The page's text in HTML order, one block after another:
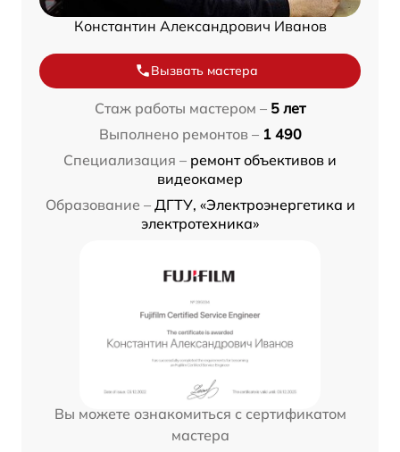
Константин Александрович Иванов
Вызвать мастера
Стаж работы мастером – 5 лет
Выполнено ремонтов – 1 490
Специализация – ремонт объективов и
видеокамер
Образование – ДГТУ, «Электроэнергетика и
электротехника»
Вы можете ознакомиться с сертификатом
мастера